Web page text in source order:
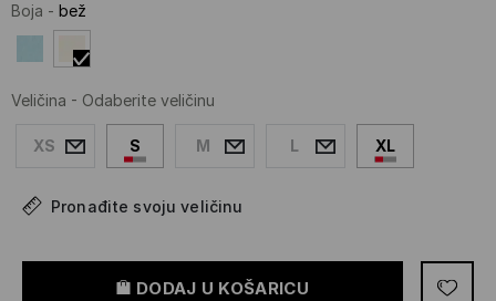
Boja - bež
Veličina - Odaberite veličinu
XS S M L XL
Pronađite svoju veličinu
DODAJ U KOŠARICU